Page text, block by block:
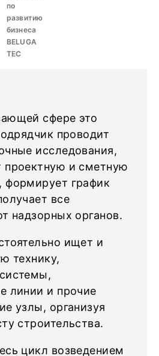
по
развитию
бизнеса
BELUGA
TEC
сфере это
проводит
исследования,
проектную и сметную
формирует график
все
надзорных органов.
ищет и
технику,
линии и прочие
узлы, организуя
строительства.
цикл возведением